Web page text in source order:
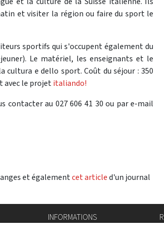
et visiter la région ou faire du sport le
sportifs qui s'occupent également du
Le matériel, les enseignants et le
e dello sport. Coût du séjour : 350
avec le projetitaliando!
contacter au 027 606 41 30 ou par e-mail
et égalementcet articled'un journal
INFORMATIONS